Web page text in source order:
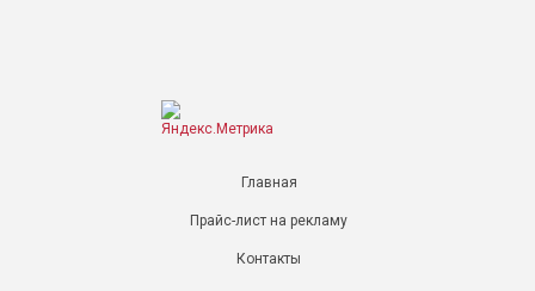
Главная
Прайс-лист на рекламу
Контакты